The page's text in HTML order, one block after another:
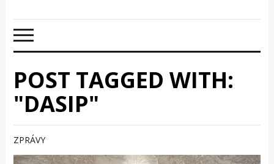
POST TAGGED WITH:
"DASIP"
ZPRÁVY